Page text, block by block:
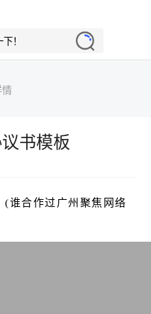
情
书模板
(谁合作过广州聚焦网络